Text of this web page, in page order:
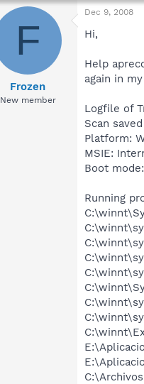
t
F
Frozen
New member
Dec 9, 2008
Hi,
Help
again in
Logfile of
Scan
Platform:
MSIE:
Boot
Running